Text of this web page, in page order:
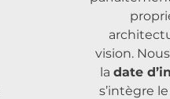
vision.
la date
s’intègre